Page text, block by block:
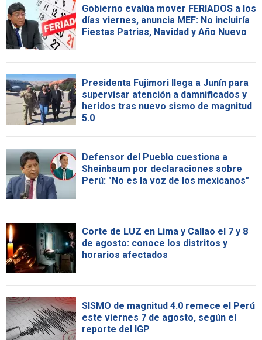
Gobierno evalúa mover FERIADOS a los
días viernes, anuncia MEF: No incluiría
Fiestas Patrias, Navidad y Año Nuevo
Presidenta Fujimori llega a Junín para
supervisar atención a damnificados y
heridos tras nuevo sismo de magnitud
5.0
Defensor del Pueblo cuestiona a
Sheinbaum por declaraciones sobre
Perú: "No es la voz de los mexicanos"
Corte de LUZ en Lima y Callao el 7 y 8
de agosto: conoce los distritos y
horarios afectados
SISMO de magnitud 4.0 remece el Perú
este viernes 7 de agosto, según el
reporte del IGP